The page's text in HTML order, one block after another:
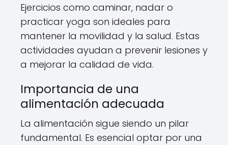
Ejercicios como caminar, nadar o
practicar yoga son ideales para
mantener la movilidad y la salud. Estas
actividades ayudan a prevenir lesiones y
a mejorar la calidad de vida.
Importancia de una
alimentación adecuada
La alimentación sigue siendo un pilar
fundamental. Es esencial optar por una